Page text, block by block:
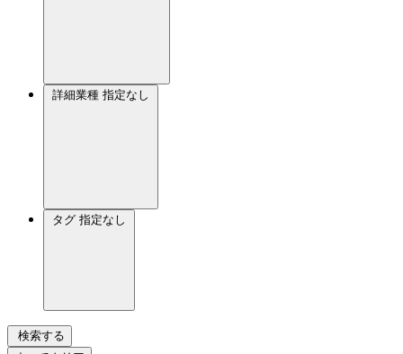
詳細業種 指定なし
タグ 指定なし
検索する